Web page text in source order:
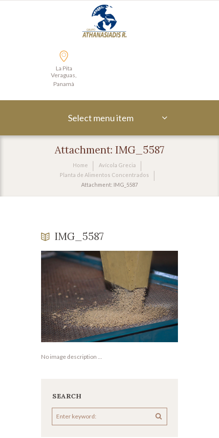
La Pita
Veraguas,
Panamà
Select menu item
Attachment: IMG_5587
Home
Avícola Grecia
Planta de Alimentos Concentrados
Attachment: IMG_5587
IMG_5587
No image description ...
SEARCH